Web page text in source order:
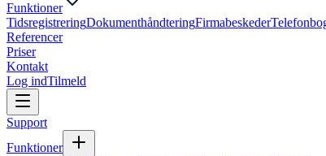
Funktioner
TidsregistreringDokumenthåndteringFirmabeskeder
Referencer
Priser
Kontakt
Log indTilmeld
Support
Funktioner